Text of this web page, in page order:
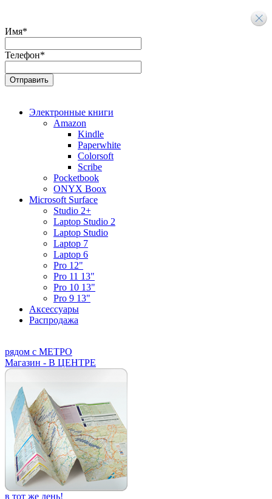
Имя*
Телефон*
Электронные книги
Amazon
Kindle
Paperwhite
Colorsoft
Scribe
Pocketbook
ONYX Boox
Microsoft Surface
Studio 2+
Laptop Studio 2
Laptop Studio
Laptop 7
Laptop 6
Pro 12"
Pro 11 13"
Pro 10 13"
Pro 9 13"
Аксессуары
Распродажа
рядом с МЕТРО
Магазин - В ЦЕНТРЕ
в тот же день!